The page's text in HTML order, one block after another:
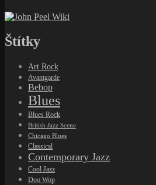
Štítky
Art Rock
Avantgarde
Bebop
Blues
Blues Rock
British Jazz Scene
Chicago Blues
Classical
Contemporary Jazz
Cool Jazz
Doo Wop